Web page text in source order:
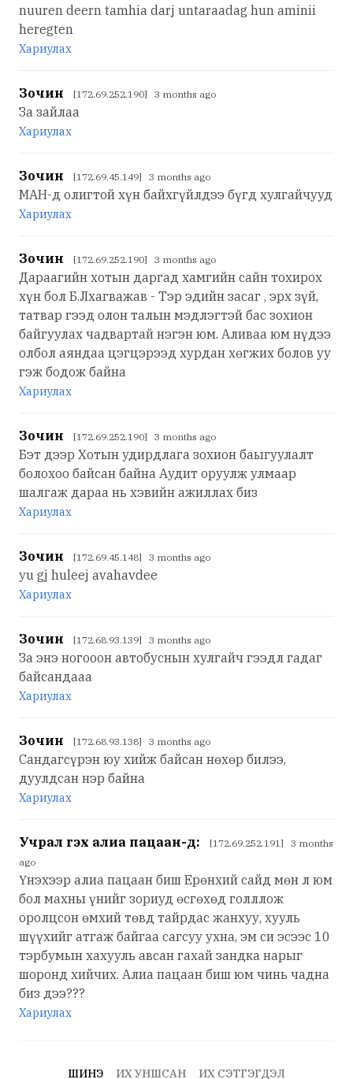
nuuren deern tamhia darj untaraadag hun aminii
heregten
Хариулах
Зочин [172.69.252.190] 3 months ago
За зайлаа
Хариулах
Зочин [172.69.45.149] 3 months ago
МАН-д олигтой хүн байхгүйлдээ бүгд хулгайчууд
Хариулах
Зочин [172.69.252.190] 3 months ago
Дараагийн хотын даргад хамгийн сайн тохирох
хүн бол Б.Лхагважав - Тэр эдийн засаг , эрх зүй,
татвар гээд олон талын мэдлэгтэй бас зохион
байгуулах чадвартай нэгэн юм. Аливаа юм нүдээ
олбол аяндаа цэгцэрээд хурдан хөгжих болов уу
гэж бодож байна
Хариулах
Зочин [172.69.252.190] 3 months ago
Бэт дээр Хотын удирдлага зохион баыгуулалт
болохоо байсан байна Аудит оруулж улмаар
шалгаж дараа нь хэвийн ажиллах биз
Хариулах
Зочин [172.69.45.148] 3 months ago
yu gj huleej avahavdee
Хариулах
Зочин [172.68.93.139] 3 months ago
За энэ ногооон автобуснын хулгайч гээдл гадаг
байсандааа
Хариулах
Зочин [172.68.93.138] 3 months ago
Сандагсүрэн юу хийж байсан нөхөр билээ,
дуулдсан нэр байна
Хариулах
Учрал гэх алиа пацаан-д:
[172.69.252.191] 3 months
ago
Үнэхээр алиа пацаан биш Ерөнхий сайд мөн л юм
бол махны үнийг зориуд өсгөхөд голллож
оролцсон өмхий төвд тайрдас жанхуу, хууль
шүүхийг атгаж байгаа сагсуу ухна, эм си эсээс 10
тэрбумын хахууль авсан гахай зандка нарыг
шоронд хийчих. Алиа пацаан биш юм чинь чадна
биз дээ???
Хариулах
ШИНЭ ИХ УНШСАН ИХ СЭТГЭГДЭЛ